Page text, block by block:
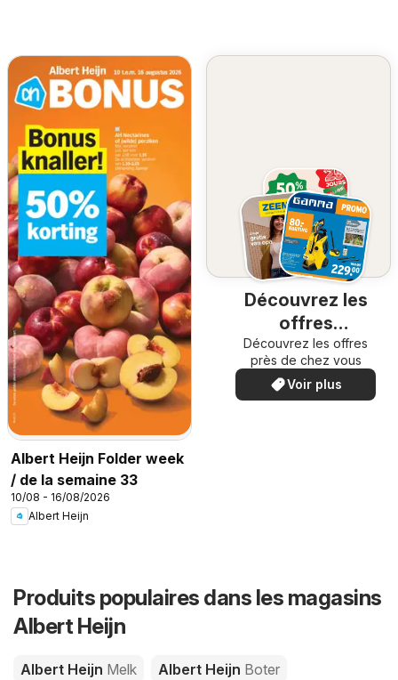
Albert Heijn Folder week
/ de la semaine 33
10/08 - 16/08/2026
Albert Heijn
Découvrez les
offres
spéciales
Découvrez les offres
près de chez vous
Voir plus
Produits populaires dans les magasins
Albert Heijn
Albert Heijn Melk Albert Heijn Boter